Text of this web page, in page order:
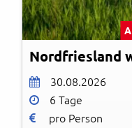
Nordfriesland
30.08.2026
6 Tage
pro Person